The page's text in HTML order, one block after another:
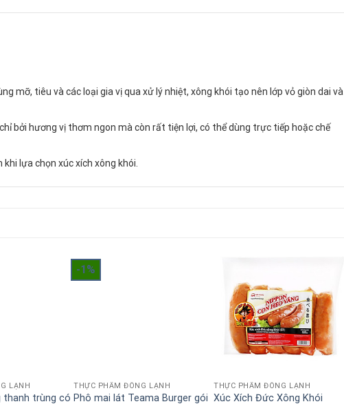
mỡ, tiêu và các loại gia vị qua xử lý nhiệt, xông khói tạo nên lớp vỏ giòn dai và
bởi hương vị thơm ngon mà còn rất tiện lợi, có thể dùng trực tiếp hoặc chế
lựa chọn xúc xích xông khói.
LẠNH
thanh trùng có
-1%
THỰC PHẨM ĐÔNG LẠNH
Phô mai lát Teama Burger gói
THỰC PHẨM ĐÔNG LẠNH
Xúc Xích Đức Xông Khói